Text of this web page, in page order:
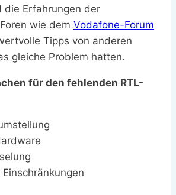
die Erfahrungen der
wie dem Vodafone-Forum
Tipps von anderen
gleiche Problem hatten.
für den fehlenden RTL-
Einschränkungen